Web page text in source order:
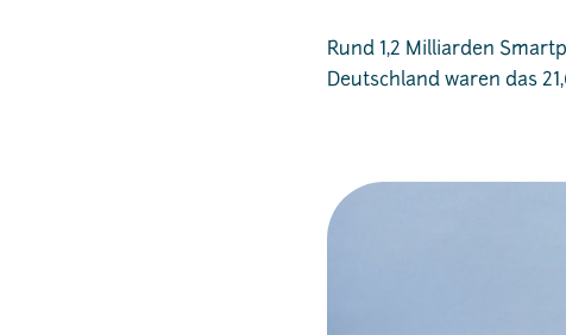
Rund 1,2 Milliarden
Deutschland waren das